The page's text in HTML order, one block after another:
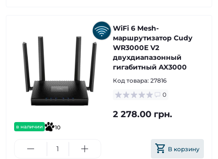
в наличии 10
WiFi 6 Mesh-
маршрутизатор Cudy
WR3000E V2
двухдиапазонный
гигабитный AX3000
Код товара: 27816
0
2 278.00 грн.
В корзину